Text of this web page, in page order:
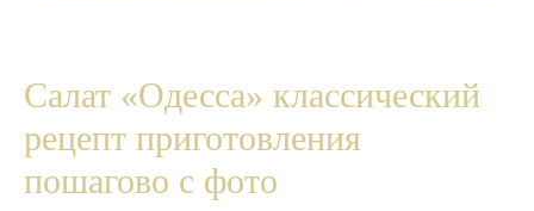
Салат «Одесса» классический
рецепт приготовления
пошагово с фото